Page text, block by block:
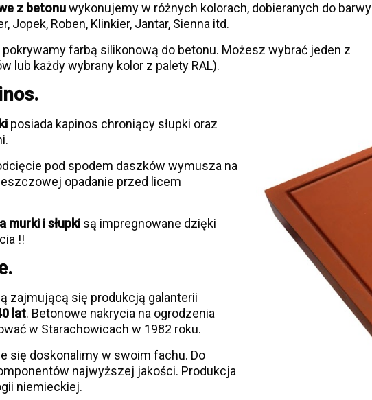
z betonuwykonujemy w różnych kolorach, dobieranych do barwy
Jopek, Roben, Klinkier, Jantar, Sienna itd.
pokrywamy farbą silikonową do betonu. Możesz wybrać jeden z
lub każdy wybrany kolor z palety RAL).
posiada kapinos chroniący słupki oraz
pod spodem daszków wymusza na
opadanie przed licem
murki i słupki są impregnowane dzięki
!!
zajmującą się produkcją galanterii
lat. Betonowe nakrycia na ogrodzenia
w Starachowicach w 1982 roku.
się doskonalimy w swoim fachu. Do
najwyższej jakości. Produkcja
niemieckiej.